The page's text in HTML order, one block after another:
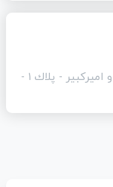
خيابان هاشم زاده - بين اقاقيا و اميركبير - پلاك ١ -